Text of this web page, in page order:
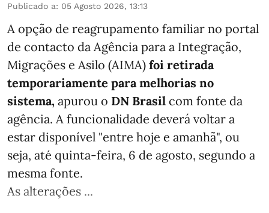
Publicado a: 05 Agosto 2026, 13:13
A opção de reagrupamento familiar no portal
de contacto da Agência para a Integração,
Migrações e Asilo (AIMA) foi retirada
temporariamente para melhorias no
sistema, apurou o DN Brasil com fonte da
agência. A funcionalidade deverá voltar a
estar disponível "entre hoje e amanhã", ou
seja, até quinta-feira, 6 de agosto, segundo a
mesma fonte.
As alterações ...